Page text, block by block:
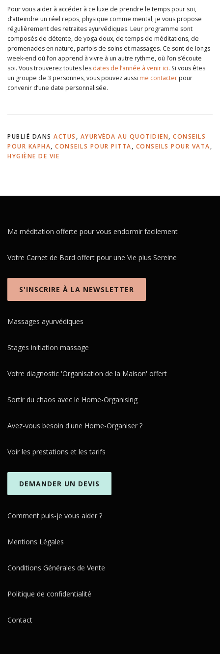
Pour vous aider à accéder à ce luxe de prendre le temps pour soi,
d’atteindre un réel repos, physique comme mental, je vous propose
régulièrement des retraites ayurvédiques. Leur programme sont
composés de détente, de yoga doux, de temps de méditations, de
promenades en nature, parfois de soins et massages. Ce sont de longs
week-end où l’on apprend à vivre à un autre rythme, où l’on s’écoute
soi. Vous trouverez toutes les dates de l’année à venir ici. Si vous êtes
un groupe de 3 personnes, vous pouvez aussi me contacterpour
convenir d’une date personnalisée.
PUBLIÉ DANS ACTUS , AYURVÉDA AU QUOTIDIEN, CONSEILS
POUR KAPHA, CONSEILS POUR PITTA, CONSEILS POUR VATA,
HYGIÈNE DE VIE
Ma méditation offerte pour vous endormir facilement
Votre Carnet de Bord offert pour une Vie plus Sereine
S'INSCRIRE À LA NEWSLETTER
Massages ayurvédiques
Stages initiation massage
Votre diagnostic 'Organisation de la Maison' offert
Sortir du chaos avec le Home-Organising
Avez-vous besoin d'une Home-Organiser ?
Voir les prestations et les tarifs
DEMANDER UN DEVIS
Comment puis-je vous aider ?
Mentions Légales
Conditions Générales de Vente
Politique de confidentialité
Contact